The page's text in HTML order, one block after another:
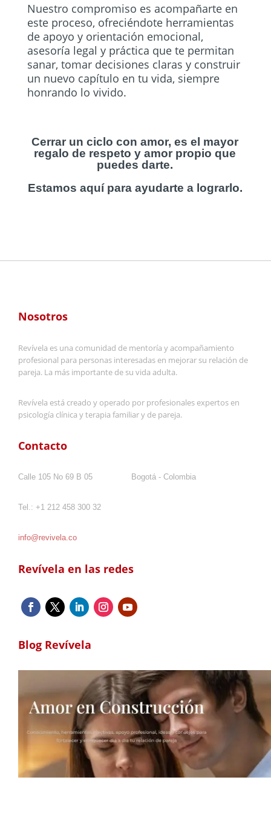
Nuestro compromiso es acompañarte en
este proceso, ofreciéndote herramientas
de apoyo y orientación emocional,
asesoría legal y práctica que te permitan
sanar, tomar decisiones claras y construir
un nuevo capítulo en tu vida, siempre
honrando lo vivido.
Cerrar un ciclo con amor, es el mayor
regalo de respeto y amor propio que
puedes darte.
Estamos aquí para ayudarte a lograrlo.
Nosotros
Revívela es una comunidad de mentoría y acompañamiento
profesional para personas interesadas en mejorar su relación de
pareja. La más importante de su vida adulta.
Revívela está creado y operado por profesionales expertos en
psicología clínica y terapia familiar y de pareja.
Contacto
Calle 105 No 69 B 05 Bogotá - Colombia
Tel.: +1 212 458 300 32
info@revivela.co
Revívela en las redes
Blog Revívela